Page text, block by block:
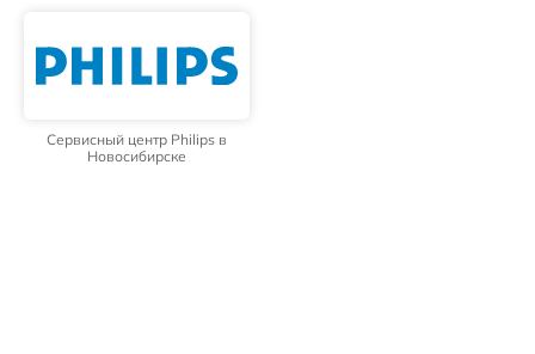
Сервисный центр Philips в
Новосибирске